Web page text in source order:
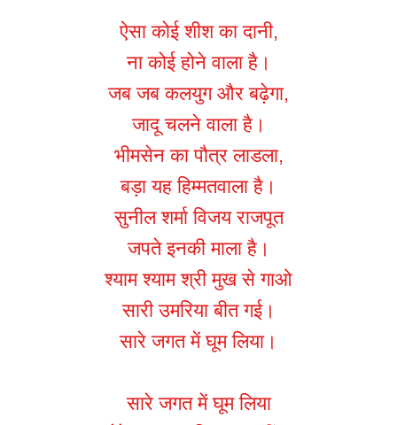
ऐसा कोई शीश का दानी,
ना कोई होने वाला है।
जब जब कलयुग और बढ़ेगा,
जादू चलने वाला है।
भीमसेन का पौत्र लाडला,
बड़ा यह हिम्मतवाला है।
सुनील शर्मा विजय राजपूत
जपते इनकी माला है।
श्याम श्याम श्री मुख से गाओ
सारी उमरिया बीत गई।
सारे जगत में घूम लिया।
सारे जगत में घूम लिया